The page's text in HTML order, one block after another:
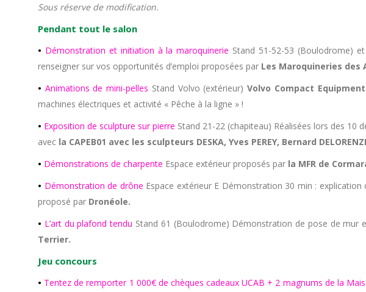
Sous réserve de modification.
Pendant tout le salon
• Démonstration et initiation à la maroquinerie Stand 51-52-53 (Boulodrome)
renseigner sur vos opportunités d’emploi proposées par Les Maroquineries des
• Animations de mini-pelles Stand Volvo (extérieur)Volvo Compact Equipment
machines électriques et activité « Pêche à la ligne » !
• Exposition de sculpture sur pierre Stand 21-22 (chapiteau) Réalisées lors des 10
avec la CAPEB01 avec les sculpteurs DESKA, Yves PEREY, Bernard
• Démonstrations de charpente Espace extérieur proposés par la MFR de
• Démonstration de drône Espace extérieur E Démonstration 30 min :
proposé par Dronéole.
• L’art du plafond tendu Stand 61 (Boulodrome) Démonstration de pose de mur
Terrier.
Jeu concours
• Tentez de remporter 1 000€ de chèques cadeaux UCAB + 2 magnums de la